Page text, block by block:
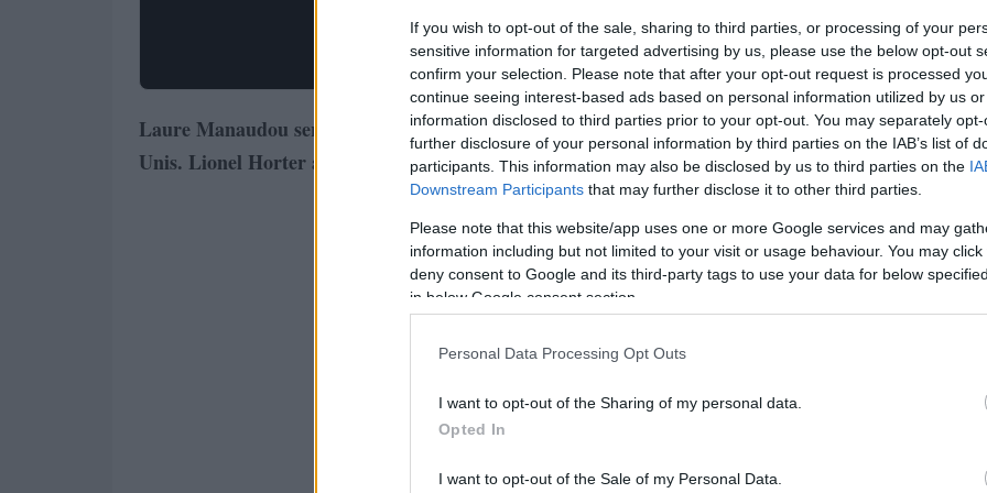
If you wish to opt-out of the sale, sharing to third parties, or processing of your
sensitive information for targeted advertising by us, please use the below opt-out
confirm your selection. Please note that after your opt-out request is processed
continue seeing interest-based ads based on personal information utilized by us
information disclosed to third parties prior to your opt-out. You may separately
further disclosure of your personal information by third parties on the IAB’s list of
participants. This information may also be disclosed by us to third parties on the
Downstream Participants that may further disclose it to other third parties.
Please note that this website/app uses one or more Google services and may
information including but not limited to your visit or usage behaviour. You may
deny consent to Google and its third-party tags to use your data for below
in below Google consent section.
Personal Data Processing Opt Outs
I want to opt-out of the Sharing of my personal data.
Opted In
I want to opt-out of the Sale of my Personal Data.
Laure Manaudou sera en lice à Atlanta à partir de jeudi lors des Championnats des Etats-
Unis. Lionel Horter avertit qu’il est encore trop tôt pour juger ses performances.